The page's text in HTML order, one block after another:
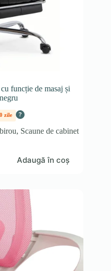
funcție de masaj și
zile ?
, Scaune de cabinet
Adaugă în coș